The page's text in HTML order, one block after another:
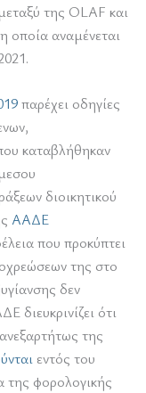
της OLAF και
οποία αναμένεται
παρέχει οδηγίες
καταβλήθηκαν
διοικητικού
ΑΑΔΕ
που προκύπτει
της στο
δεν
διευκρινίζει ότι
της
εντός του
της φορολογικής